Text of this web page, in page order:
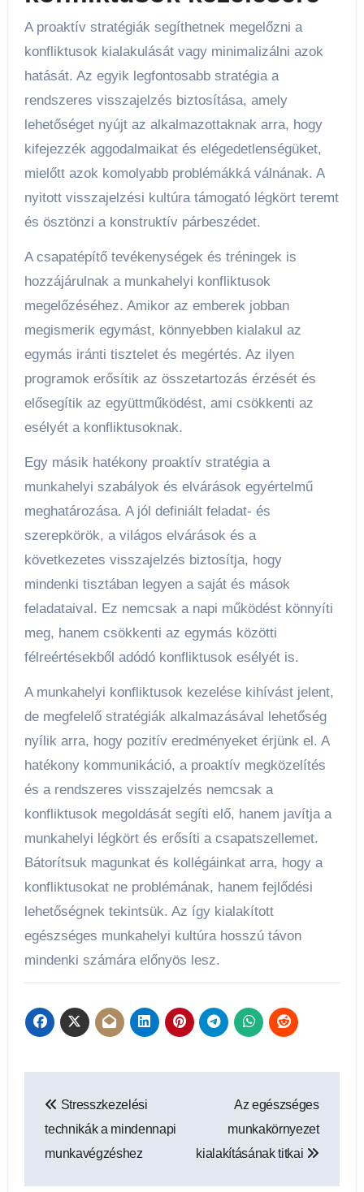
A proaktív stratégiák segíthetnek megelőzni a
konfliktusok kialakulását vagy minimalizálni azok
hatását. Az egyik legfontosabb stratégia a
rendszeres visszajelzés biztosítása, amely
lehetőséget nyújt az alkalmazottaknak arra, hogy
kifejezzék aggodalmaikat és elégedetlenségüket,
mielőtt azok komolyabb problémákká válnának. A
nyitott visszajelzési kultúra támogató légkört teremt
és ösztönzi a konstruktív párbeszédet.
A csapatépítő tevékenységek és tréningek is
hozzájárulnak a munkahelyi konfliktusok
megelőzéséhez. Amikor az emberek jobban
megismerik egymást, könnyebben kialakul az
egymás iránti tisztelet és megértés. Az ilyen
programok erősítik az összetartozás érzését és
elősegítik az együttműködést, ami csökkenti az
esélyét a konfliktusoknak.
Egy másik hatékony proaktív stratégia a
munkahelyi szabályok és elvárások egyértelmű
meghatározása. A jól definiált feladat- és
szerepkörök, a világos elvárások és a
következetes visszajelzés biztosítja, hogy
mindenki tisztában legyen a saját és mások
feladataival. Ez nemcsak a napi működést könnyíti
meg, hanem csökkenti az egymás közötti
félreértésekből adódó konfliktusok esélyét is.
A munkahelyi konfliktusok kezelése kihívást jelent,
de megfelelő stratégiák alkalmazásával lehetőség
nyílik arra, hogy pozitív eredményeket érjünk el. A
hatékony kommunikáció, a proaktív megközelítés
és a rendszeres visszajelzés nemcsak a
konfliktusok megoldását segíti elő, hanem javítja a
munkahelyi légkört és erősíti a csapatszellemet.
Bátorítsuk magunkat és kollégáinkat arra, hogy a
konfliktusokat ne problémának, hanem fejlődési
lehetőségnek tekintsük. Az így kialakított
egészséges munkahelyi kultúra hosszú távon
mindenki számára előnyös lesz.
navigáció
Stresszkezelési
technikák a mindennapi
munkavégzéshez
Az egészséges
munkakörnyezet
kialakításának titkai